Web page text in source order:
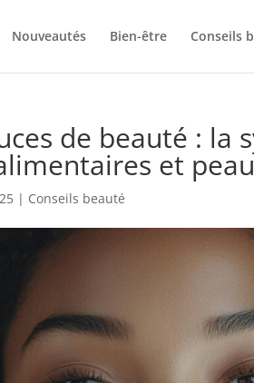
Nouveautés Bien-être Conseils
de beauté : la
et
| Conseils beauté